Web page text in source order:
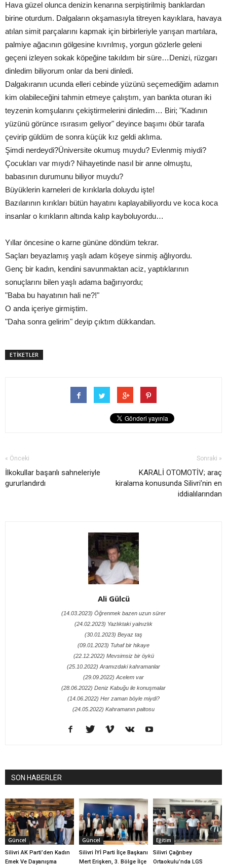
Hava güzel olunca denizin kenarına serpiştirilmiş banklardan
birine oturdum. Dalgaların okşamasıyla titreyen kayıklara, havaya
atılan simit parçalarını kapmak için birbirleriyle yarışan martılara,
palmiye ağacının gölgesine kıvrılmış, yorgun gözlerle geleni
geçeni izleyen sokak köpeğine takıldım bir süre…Denizi, rüzgarı
dinledim biliyorum onlar da beni dinledi.
Dalgakıranın ucunda elleri cebinde yüzünü seçemediğim adamın
kim olabileceğini tahmin etmeye çalıştım, yan bankta oturan iki
teyzenin komşularını çekiştirmelerini dinledim… Biri; "Kadının
yüzünü görünce ısırasım geliyor" deyince başımı öbür tarafa
çevirip güldüm de sonra küçük kız geldi aklıma.
Şimdi nerdeydi?Üniversite okumuş muydu? Evlenmiş miydi?
Çocukları var mıydı? Nihayetinde nasıl bir anne olmuştu,
babasının durumunu biliyor muydu?
Büyüklerin karneleri de kırıklarla doluydu işte!
Bazılarının kırıkları bütün hayatını kaplayabiliyordu ve koca koca
insanlar o kırıkların altında kalıp kayboluyordu…
Yıllar öncesine o karne gününe döndüm tekrar.
Saçları beyazlamış yaşlı adam köşeye sinmiş ağlıyordu.
Genç bir kadın, kendini savunmaktan aciz, yaptıklarının
sonuçlarını bilen yaşlı adama bağırıyordu;
"Baba bu hayatının hali ne?!"
O anda içeriye girmiştim.
"Daha sonra gelirim" deyip çıktım dükkandan.
ETİKETLER
« Önceki
İlkokullar başarılı sahneleriyle
gururlandırdı
Sonraki »
KARALİ OTOMOTİV; araç
kiralama konusunda Silivri’nin en
iddialılarından
Ali Gülcü
(14.03.2023) Öğrenmek bazen uzun sürer
(24.02.2023) Yazlıktaki yalnızlık
(30.01.2023) Beyaz taş
(09.01.2023) Tuhaf bir hikaye
(22.12.2022) Mevsimsiz bir öykü
(25.10.2022) Aramızdaki kahramanlar
(29.09.2022) Acelem var
(28.06.2022) Deniz Kabuğu ile konuşmalar
(14.06.2022) Her zaman böyle miydi?
(24.05.2022) Kahramanın paltosu
SON HABERLER
Güncel
Silivri AK Parti’den Kadın
Emek Ve Dayanışma
Güncel
Silivri İYİ Parti İlçe Başkanı
Mert Erişken, 3. Bölge İlçe
Eğitim
Silivri Çağrıbey
Ortaokulu’nda LGS